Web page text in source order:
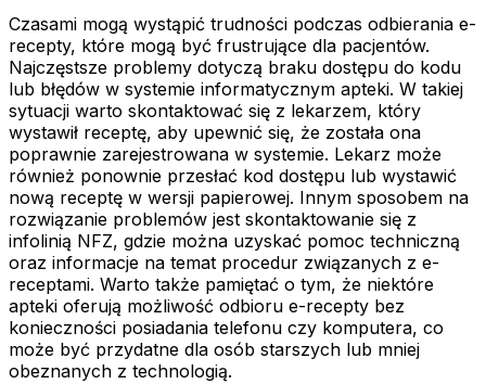
Czasami mogą wystąpić trudności podczas odbierania e-
recepty, które mogą być frustrujące dla pacjentów.
Najczęstsze problemy dotyczą braku dostępu do kodu
lub błędów w systemie informatycznym apteki. W takiej
sytuacji warto skontaktować się z lekarzem, który
wystawił receptę, aby upewnić się, że została ona
poprawnie zarejestrowana w systemie. Lekarz może
również ponownie przesłać kod dostępu lub wystawić
nową receptę w wersji papierowej. Innym sposobem na
rozwiązanie problemów jest skontaktowanie się z
infolinią NFZ, gdzie można uzyskać pomoc techniczną
oraz informacje na temat procedur związanych z e-
receptami. Warto także pamiętać o tym, że niektóre
apteki oferują możliwość odbioru e-recepty bez
konieczności posiadania telefonu czy komputera, co
może być przydatne dla osób starszych lub mniej
obeznanych z technologią.